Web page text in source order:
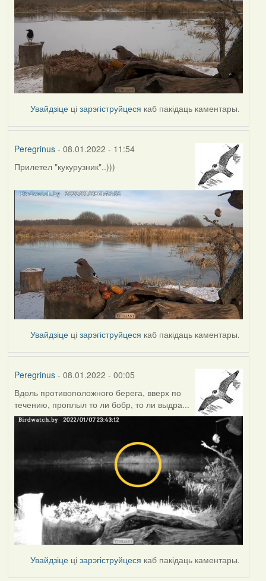
Увайдзіце цізарэгіструйцеся каб пакідаць каментары.
Peregrinus- 08.01.2022 - 11:54
Прилетел "кукурузник"..)))
Увайдзіце цізарэгіструйцеся каб пакідаць каментары.
Peregrinus- 08.01.2022 - 00:05
Вдоль противоположного берега, вверх по
течению, проплыл то ли бобр, то ли выдра...
Увайдзіце цізарэгіструйцеся каб пакідаць каментары.